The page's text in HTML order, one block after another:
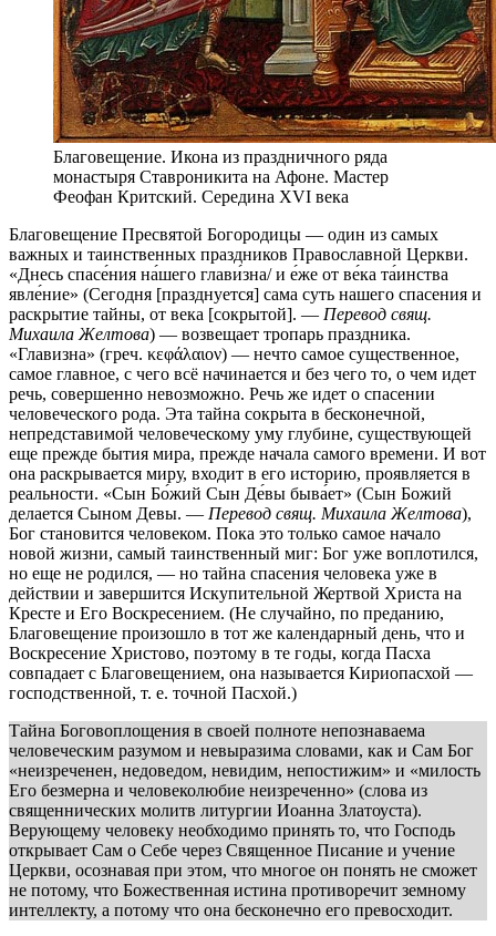
Благовещение. Икона из праздничного ряда
монастыря Ставроникита на Афоне. Мастер
Феофан Критский. Середина XVI века
Благовещение Пресвятой Богородицы — один из самых
важных и таинственных праздников Православной Церкви.
«Днесь спасе́ния на́шего глави́зна/ и е́же от ве́ка та́инства
явле́ние» (Сегодня [празднуется] сама суть нашего спасения и
раскрытие тайны, от века [сокрытой]. — Перевод свящ.
Михаила Желтова) — возвещает тропарь праздника.
«Главизна» (греч. κεφάλαιον) — нечто самое существенное,
самое главное, с чего всё начинается и без чего то, о чем идет
речь, совершенно невозможно. Речь же идет о спасении
человеческого рода. Эта тайна сокрыта в бесконечной,
непредставимой человеческому уму глубине, существующей
еще прежде бытия мира, прежде начала самого времени. И вот
она раскрывается миру, входит в его историю, проявляется в
реальности. «Сын Бо́жий Сын Де́вы быва́ет» (Сын Божий
делается Сыном Девы. — Перевод свящ. Михаила Желтова),
Бог становится человеком. Пока это только самое начало
новой жизни, самый таинственный миг: Бог уже воплотился,
но еще не родился, — но тайна спасения человека уже в
действии и завершится Искупительной Жертвой Христа на
Кресте и Его Воскресением. (Не случайно, по преданию,
Благовещение произошло в тот же календарный день, что и
Воскресение Христово, поэтому в те годы, когда Пасха
совпадает с Благовещением, она называется Кириопасхой —
господственной, т. е. точной Пасхой.)
Тайна Боговоплощения в своей полноте непознаваема
человеческим разумом и невыразима словами, как и Сам Бог
«неизреченен, недоведом, невидим, непостижим» и «милость
Его безмерна и человеколюбие неизреченно» (слова из
священнических молитв литургии Иоанна Златоуста).
Верующему человеку необходимо принять то, что Господь
открывает Сам о Себе через Священное Писание и учение
Церкви, осознавая при этом, что многое он понять не сможет
не потому, что Божественная истина противоречит земному
интеллекту, а потому что она бесконечно его превосходит.